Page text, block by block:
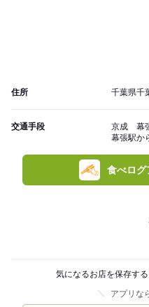
住所 千葉県千
交通手段
京成 幕
幕張駅か
食べログ
気になるお店を保存す
アプリな